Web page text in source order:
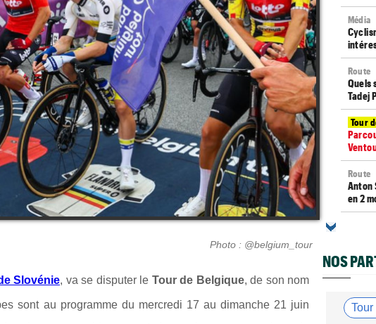
Photo : @belgium_tour
Slovénie, va se disputer le Tour de Belgique, de son nom
sont au programme du mercredi 17 au dimanche 21 juin
Média
Route
Quels
Tadej
Tour
Route
Anton
en 2
Tour
Tour
NOS